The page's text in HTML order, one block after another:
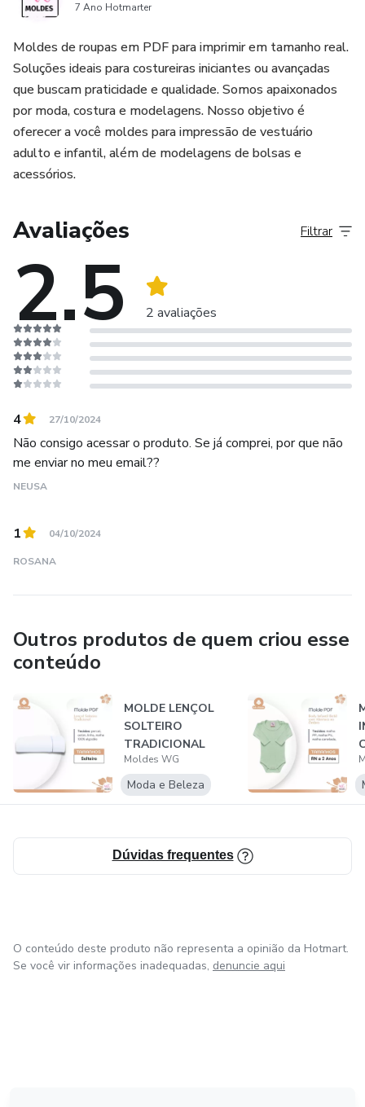
7 Ano Hotmarter
Moldes de roupas em PDF para imprimir em tamanho real.
Soluções ideais para costureiras iniciantes ou avançadas
que buscam praticidade e qualidade. Somos apaixonados
por moda, costura e modelagens. Nosso objetivo é
oferecer a você moldes para impressão de vestuário
adulto e infantil, além de modelagens de bolsas e
acessórios.
Avaliações
2.5 2 avaliações
Filtrar
4 27/10/2024
Não consigo acessar o produto. Se já comprei, por que não
me enviar no meu email??
NEUSA
1 04/10/2024
ROSANA
Outros produtos de quem criou esse
conteúdo
MOLDE LENÇOL
SOLTEIRO
TRADICIONAL
Moldes WG
Moda e Beleza
Dúvidas frequentes
O conteúdo deste produto não representa a opinião da Hotmart.
Se você vir informações inadequadas, denuncie aqui